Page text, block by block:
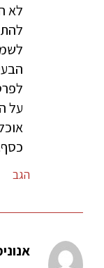
לא
על
הגב